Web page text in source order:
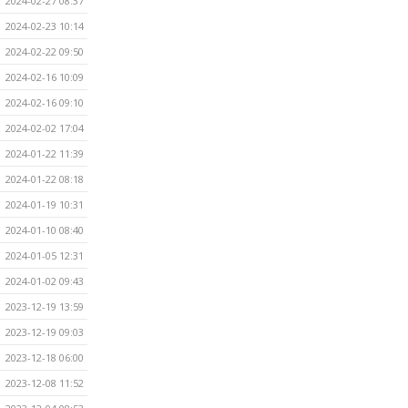
2024-02-23 10:14
2024-02-22 09:50
2024-02-16 10:09
2024-02-16 09:10
2024-02-02 17:04
2024-01-22 11:39
2024-01-22 08:18
2024-01-19 10:31
2024-01-10 08:40
2024-01-05 12:31
2024-01-02 09:43
2023-12-19 13:59
2023-12-19 09:03
2023-12-18 06:00
2023-12-08 11:52